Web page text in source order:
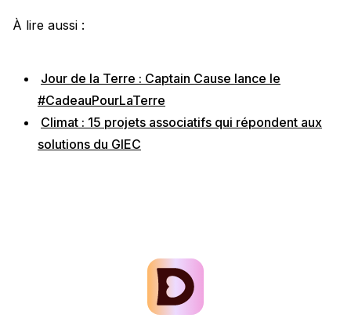
À lire aussi :
Jour de la Terre : Captain Cause lance le
#CadeauPourLaTerre
Climat : 15 projets associatifs qui répondent aux
solutions du GIEC